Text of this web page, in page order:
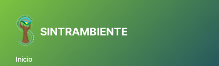
SINTRAMBIENTE
Inicio
contenido